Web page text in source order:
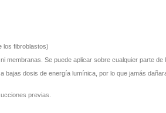
los fibroblastos)
Se puede aplicar sobre cualquier parte de
dosis de energía lumínica, por lo que jamás
previas.